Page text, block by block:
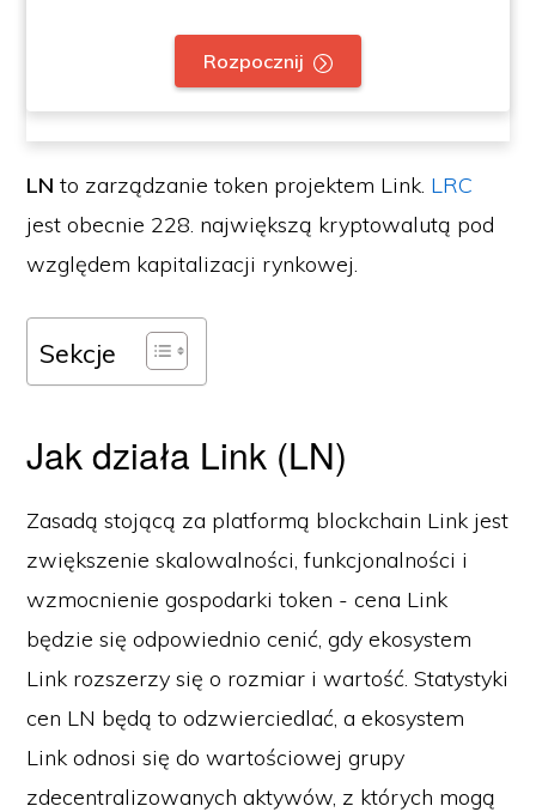
Rozpocznij
LN to zarządzanie token projektem Link. LRC
jest obecnie 228. największą kryptowalutą pod
względem kapitalizacji rynkowej.
Sekcje
Jak działa Link (LN)
Zasadą stojącą za platformą blockchain Link jest
zwiększenie skalowalności, funkcjonalności i
wzmocnienie gospodarki token - cena Link
będzie się odpowiednio cenić, gdy ekosystem
Link rozszerzy się o rozmiar i wartość. Statystyki
cen LN będą to odzwierciedlać, a ekosystem
Link odnosi się do wartościowej grupy
zdecentralizowanych aktywów, z których mogą